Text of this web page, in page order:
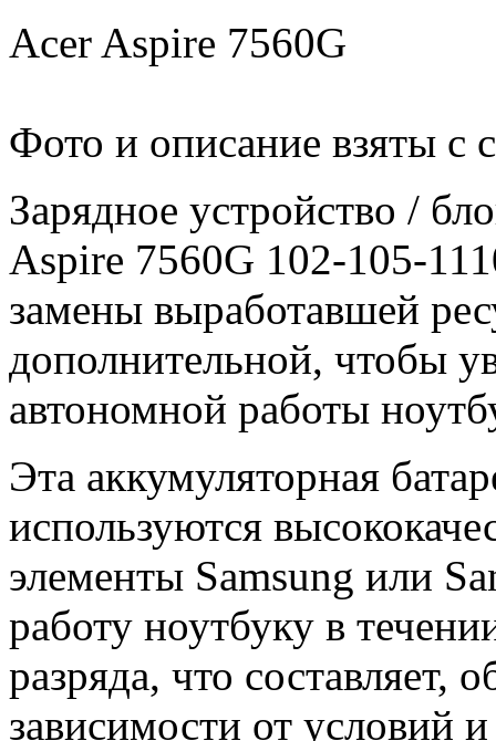
Acer Aspire 7560G
Фото и описание взяты с
Зарядное уcтройство /
Aspire 7560G 102-105-
замены выработавшей
дополнительной, чтобы
автономной работы
Эта аккумуляторная
используются
элементы Samsung или
работу ноутбуку в
разряда, что составляет,
зависимости от условий